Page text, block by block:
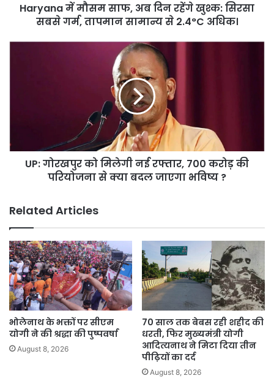
सबसे
सामान्य
Haryana में मौसम साफ, अब दिन रहेंगे खुश्क: सिरसा
सबसे गर्म, तापमान सामान्य से 2.4°C अधिक।
की
परियोजना
जाएगा
भविष्य
?
UP: गोरखपुर को मिलेगी नई रफ्तार, 700 करोड़ की
परियोजना से क्या बदल जाएगा भविष्य ?
Related Articles
भोलेनाथ के भक्तों पर सीएम
योगी ने की श्रद्धा की पुष्पवर्षा
August 8, 2026
70 साल तक बेबस रही शहीद की
धरती, फिर मुख्यमंत्री योगी
आदित्यनाथ ने मिटा दिया तीन
पीढ़ियों का दर्द
August 8, 2026